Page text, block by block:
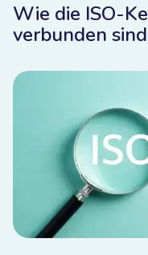
Wie die ISO-
verbunden sind